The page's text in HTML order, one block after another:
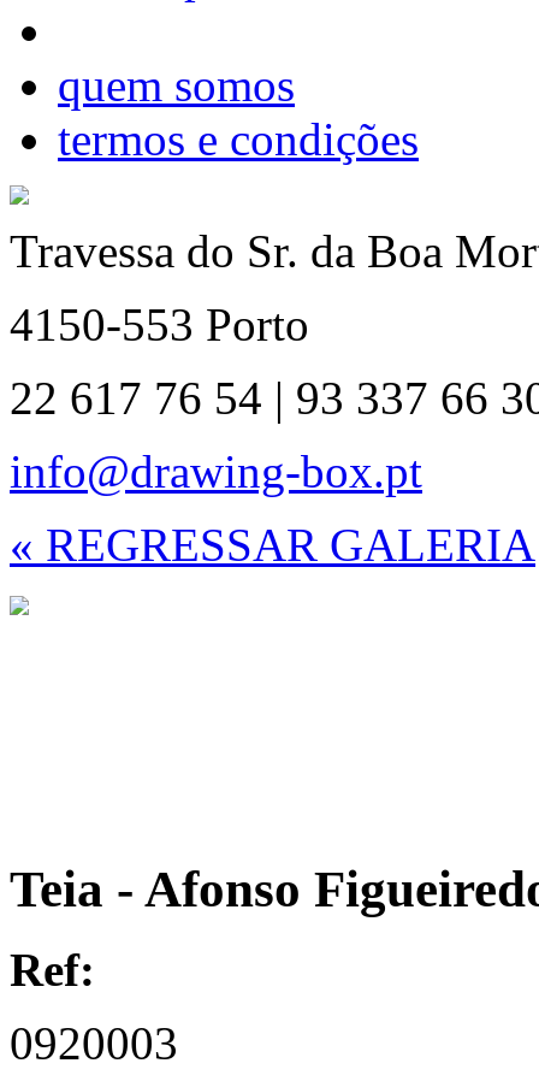
quem somos
termos e condições
Travessa do Sr. da Boa
4150-553 Porto
22 617 76 54 | 93 337 66
info@drawing-box.pt
« REGRESSAR GALERIA
Teia - Afonso
Ref:
0920003